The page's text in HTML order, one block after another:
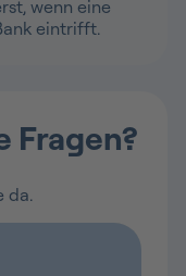
wenn eine
eintrifft.
Fragen?
da.